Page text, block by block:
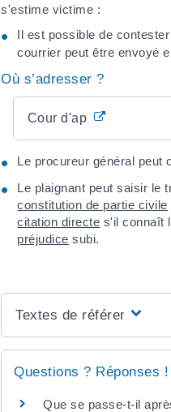
s'estime victime :
Il est possible de
courrier peut être envoyé
Où s’adresser ?
Cour d'appel
Le procureur général peut
Le plaignant peut saisir le
constitution de partie civile
citation directe s'il connaît
préjudice subi.
Textes de référence
Questions ? Réponses !
Que se passe-t-il